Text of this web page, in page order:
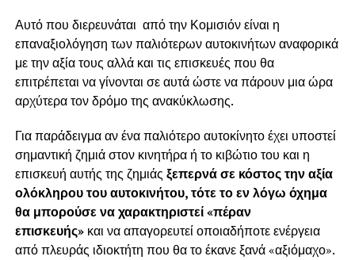
Αυτό που διερευνάται από την Κομισιόν είναι η
επαναξιολόγηση των παλιότερων αυτοκινήτων αναφορικά
με τηναξία τους αλλά και τις επισκευές που θα
επιτρέπεται να γίνονται σε αυτάώστε να πάρουν μια ώρα
αρχύτερα τον δρόμο της ανακύκλωσης.
Για παράδειγμα αν ένα παλιότερο αυτοκίνητο έχει υποστεί
σημαντική ζημιά στον κινητήρα ή το κιβώτιο του και η
επισκευή αυτής της ζημιάς ξεπερνά σε κόστος την αξία
ολόκληρου του αυτοκινήτου, τότε το εν λόγω όχημα
θα μπορούσε να χαρακτηριστεί «πέραν
επισκευής» και να απαγορευτεί οποιαδήποτε ενέργεια
από πλευράς ιδιοκτήτη που θα το έκανε ξανά «αξιόμαχο».